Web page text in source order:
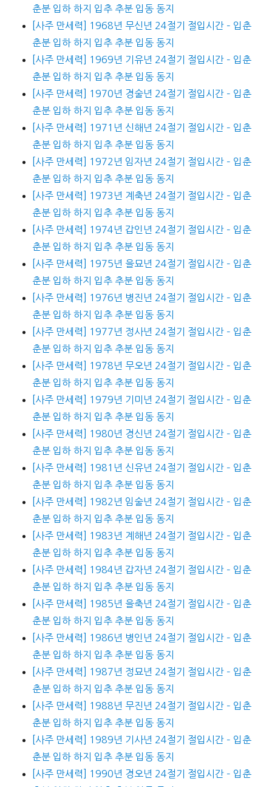
춘분 입하 하지 입추 추분 입동 동지
[사주 만세력] 1968년 무신년 24절기 절입시간 – 입춘
춘분 입하 하지 입추 추분 입동 동지
[사주 만세력] 1969년 기유년 24절기 절입시간 – 입춘
춘분 입하 하지 입추 추분 입동 동지
[사주 만세력] 1970년 경술년 24절기 절입시간 – 입춘
춘분 입하 하지 입추 추분 입동 동지
[사주 만세력] 1971년 신해년 24절기 절입시간 – 입춘
춘분 입하 하지 입추 추분 입동 동지
[사주 만세력] 1972년 임자년 24절기 절입시간 – 입춘
춘분 입하 하지 입추 추분 입동 동지
[사주 만세력] 1973년 계축년 24절기 절입시간 – 입춘
춘분 입하 하지 입추 추분 입동 동지
[사주 만세력] 1974년 갑인년 24절기 절입시간 – 입춘
춘분 입하 하지 입추 추분 입동 동지
[사주 만세력] 1975년 을묘년 24절기 절입시간 – 입춘
춘분 입하 하지 입추 추분 입동 동지
[사주 만세력] 1976년 병진년 24절기 절입시간 – 입춘
춘분 입하 하지 입추 추분 입동 동지
[사주 만세력] 1977년 정사년 24절기 절입시간 – 입춘
춘분 입하 하지 입추 추분 입동 동지
[사주 만세력] 1978년 무오년 24절기 절입시간 – 입춘
춘분 입하 하지 입추 추분 입동 동지
[사주 만세력] 1979년 기미년 24절기 절입시간 – 입춘
춘분 입하 하지 입추 추분 입동 동지
[사주 만세력] 1980년 경신년 24절기 절입시간 – 입춘
춘분 입하 하지 입추 추분 입동 동지
[사주 만세력] 1981년 신유년 24절기 절입시간 – 입춘
춘분 입하 하지 입추 추분 입동 동지
[사주 만세력] 1982년 임술년 24절기 절입시간 – 입춘
춘분 입하 하지 입추 추분 입동 동지
[사주 만세력] 1983년 계해년 24절기 절입시간 – 입춘
춘분 입하 하지 입추 추분 입동 동지
[사주 만세력] 1984년 갑자년 24절기 절입시간 – 입춘
춘분 입하 하지 입추 추분 입동 동지
[사주 만세력] 1985년 을축년 24절기 절입시간 – 입춘
춘분 입하 하지 입추 추분 입동 동지
[사주 만세력] 1986년 병인년 24절기 절입시간 – 입춘
춘분 입하 하지 입추 추분 입동 동지
[사주 만세력] 1987년 정묘년 24절기 절입시간 – 입춘
춘분 입하 하지 입추 추분 입동 동지
[사주 만세력] 1988년 무진년 24절기 절입시간 – 입춘
춘분 입하 하지 입추 추분 입동 동지
[사주 만세력] 1989년 기사년 24절기 절입시간 – 입춘
춘분 입하 하지 입추 추분 입동 동지
[사주 만세력] 1990년 경오년 24절기 절입시간 – 입춘